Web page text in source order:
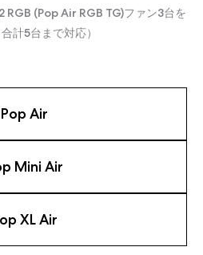
(Pop Air RGB TG)ファン3台を
計5台まで対応）
Pop Air
Mini Air
XL Air